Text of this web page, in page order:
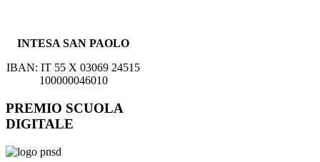
INTESA SAN PAOLO
IBAN: IT 55 X 03069 24515
100000046010
PREMIO SCUOLA
DIGITALE